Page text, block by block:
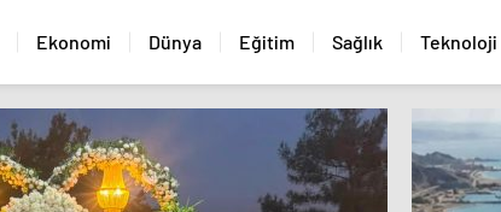
Ekonomi Dünya Eğitim Sağlık Teknoloji